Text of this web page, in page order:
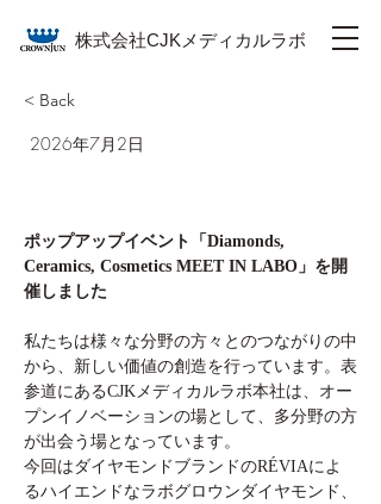
株式会社CJKメディカルラボ
< Back
2026年7月2日
ポップアップイベント「Diamonds,
Ceramics, Cosmetics MEET IN LABO」を開
催しました
私たちは様々な分野の方々とのつながりの中
から、新しい価値の創造を行っています。表
参道にあるCJKメディカルラボ本社は、オー
プンイノベーションの場として、多分野の方
が出会う場となっています。
今回はダイヤモンドブランドのRÉVIAによ
るハイエンドなラボグロウンダイヤモンド、